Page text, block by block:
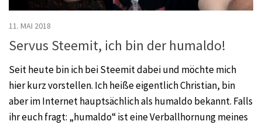
11. MAI 2018
Servus Steemit, ich bin der humaldo!
Seit heute bin ich bei Steemit dabei und möchte mich
hier kurz vorstellen. Ich heiße eigentlich Christian, bin
aber im Internet hauptsächlich als humaldo bekannt. Falls
ihr euch fragt: „humaldo“ ist eine Verballhornung meines